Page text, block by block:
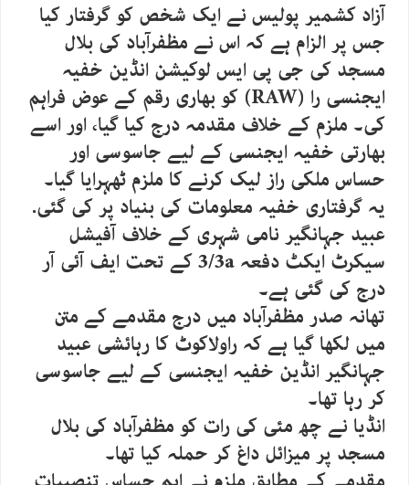
آزاد کشمیر پولیس نے ایک شخص کو گرفتار کیا
جس پر الزام ہے کہ اس نے مظفرآباد کی بلال
مسجد کی جی پی ایس لوکیشن انڈین خفیہ
ایجنسی را (RAW) کو بھاری رقم کے عوض فراہم
کی۔ ملزم کے خلاف مقدمہ درج کیا گیا، اور اسے
بھارتی خفیہ ایجنسی کے لیے جاسوسی اور
حساس ملکی راز لیک کرنے کا ملزم ٹھہرایا گیا۔
یہ گرفتاری خفیہ معلومات کی بنیاد پر کی گئی.
عبید جہانگیر نامی شہری کے خلاف آفیشل
سیکرٹ ایکٹ دفعہ 3/3a کے تحت ایف آئی آر
درج کی گئی ہے۔
تھانہ صدر مظفرآباد میں درج مقدمے کے متن
میں لکھا گیا ہے کہ راولاکوٹ کا رہائشی عبید
جہانگیر انڈین خفیہ ایجنسی کے لیے جاسوسی
کر رہا تھا۔
انڈیا نے چھ مئی کی رات کو مظفرآباد کی بلال
مسجد پر میزائل داغ کر حملہ کیا تھا۔